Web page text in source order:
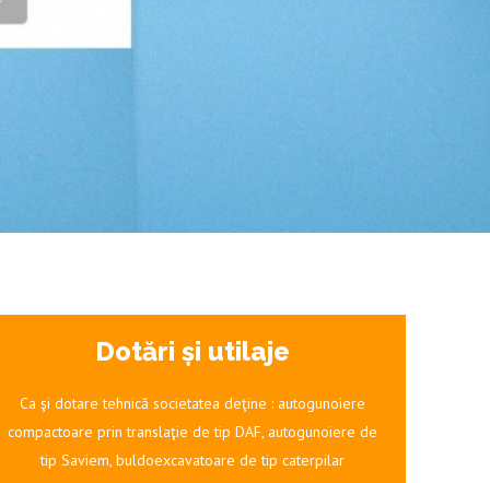
Dotări și utilaje
Ca şi dotare tehnică societatea deţine : autogunoiere
compactoare prin translaţie de tip DAF, autogunoiere de
tip Saviem, buldoexcavatoare de tip caterpilar